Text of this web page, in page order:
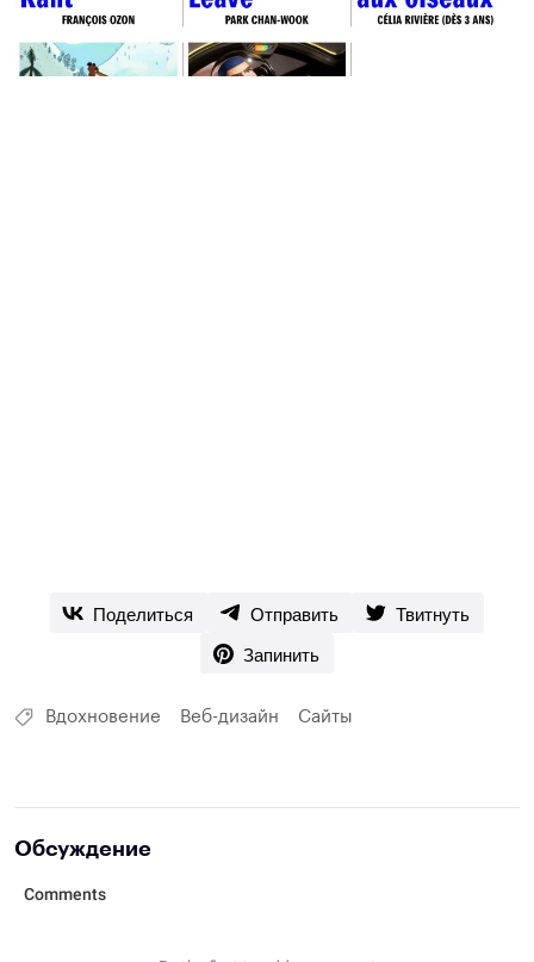
Поделиться Отправить
Твитнуть
Запинить
Вдохновение Веб-дизайн Сайты
Обсуждение